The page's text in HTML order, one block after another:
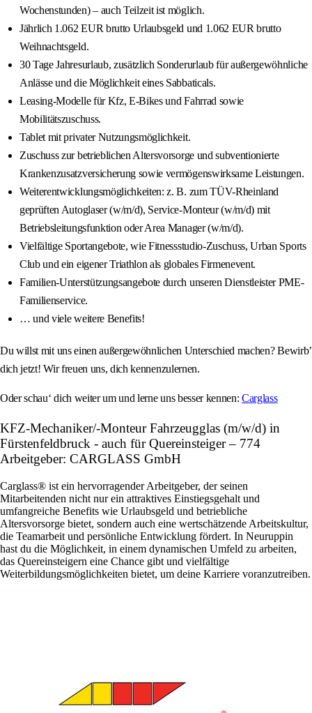
Wochenstunden) – auch Teilzeit ist möglich.
Jährlich 1.062 EUR brutto Urlaubsgeld und 1.062 EUR brutto
Weihnachtsgeld.
30 Tage Jahresurlaub, zusätzlich Sonderurlaub für außergewöhnliche
Anlässe und die Möglichkeit eines Sabbaticals.
Leasing-Modelle für Kfz, E-Bikes und Fahrrad sowie
Mobilitätszuschuss.
Tablet mit privater Nutzungsmöglichkeit.
Zuschuss zur betrieblichen Altersvorsorge und subventionierte
Krankenzusatzversicherung sowie vermögenswirksame Leistungen.
Weiterentwicklungsmöglichkeiten: z. B. zum TÜV-Rheinland
geprüften Autoglaser (w/m/d), Service-Monteur (w/m/d) mit
Betriebsleitungsfunktion oder Area Manager (w/m/d).
Vielfältige Sportangebote, wie Fitnessstudio-Zuschuss, Urban Sports
Club und ein eigener Triathlon als globales Firmenevent.
Familien-Unterstützungsangebote durch unseren Dienstleister PME-
Familienservice.
… und viele weitere Benefits!
Du willst mit uns einen außergewöhnlichen Unterschied machen? Bewirb’
dich jetzt! Wir freuen uns, dich kennenzulernen.
Oder schau‘ dich weiter um und lerne uns besser kennen:Carglass
KFZ-Mechaniker/-Monteur Fahrzeugglas (m/w/d) in
Fürstenfeldbruck - auch für Quereinsteiger – 774
Arbeitgeber: CARGLASS GmbH
Carglass® ist ein hervorragender Arbeitgeber, der seinen
Mitarbeitenden nicht nur ein attraktives Einstiegsgehalt und
umfangreiche Benefits wie Urlaubsgeld und betriebliche
Altersvorsorge bietet, sondern auch eine wertschätzende Arbeitskultur,
die Teamarbeit und persönliche Entwicklung fördert. In Neuruppin
hast du die Möglichkeit, in einem dynamischen Umfeld zu arbeiten,
das Quereinsteigern eine Chance gibt und vielfältige
Weiterbildungsmöglichkeiten bietet, um deine Karriere voranzutreiben.